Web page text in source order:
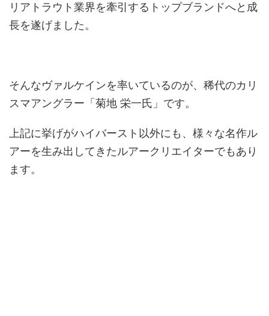
リアトラウト業界を牽引するトップブランドへと成
長を遂げました。
そんなヴァルケインを率いているのが、稀代のカリ
スマアングラー「菊地 栄一氏」です。
上記に挙げがハイバースト以外にも、様々な名作ル
アーを生み出してきたルアークリエイターでもあり
ます。